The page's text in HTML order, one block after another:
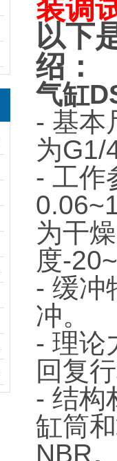
装调
以下
绍：
气缸
- 基本
为G1/
- 工作
为干
度-
- 缓冲
冲。
- 理论
回复
- 结构
缸筒
NBR